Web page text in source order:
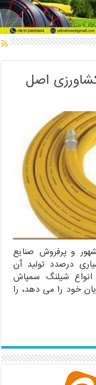
اصل
و پرفروش صنایع
درصدد تولید آن
انواع شیلنگ سمپاش
خود را می دهد، را